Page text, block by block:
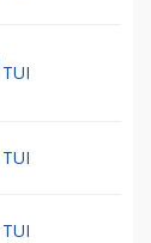
TUI
TUI
TUI